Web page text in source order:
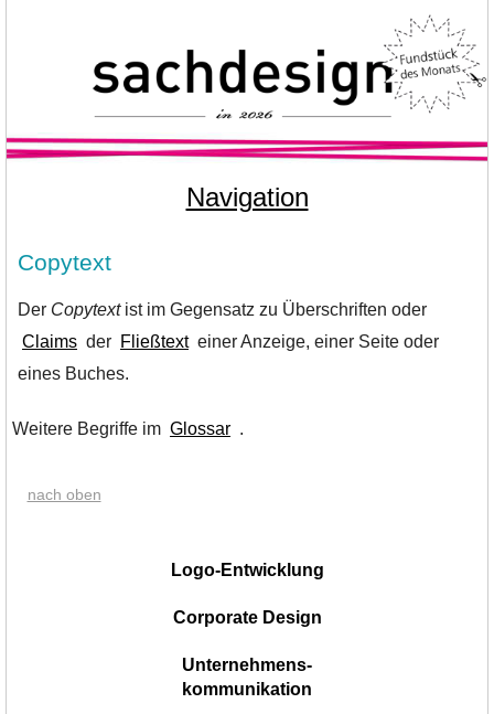
Navigation
Copytext
Der Copytextist im Gegensatz zu Überschriften oder
Claims der Fließtext einer Anzeige, einer Seite oder
eines Buches.
Weitere Begriffe im Glossar .
nach oben
Logo-Entwicklung
Corporate Design
Unternehmens-
kommunikation